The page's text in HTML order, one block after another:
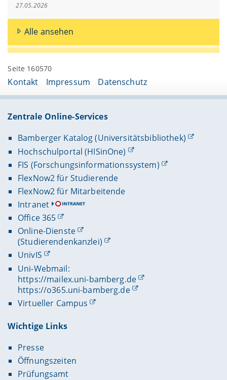
27.05.2026
Alle ansehen
Seite 160570
Kontakt Impressum Datenschutz
Zentrale Online-Services
Bamberger Katalog (Universitätsbibliothek)
Hochschulportal (HISinOne)
FIS (Forschungsinformationssystem)
FlexNow2 für Studierende
FlexNow2 für Mitarbeitende
Intranet
Office 365
Online-Dienste
(Studierendenkanzlei)
UnivIS
Uni-Webmail:
https://mailex.uni-bamberg.de
https://o365.uni-bamberg.de
Virtueller Campus
Wichtige Links
Presse
Öffnungszeiten
Prüfungsamt